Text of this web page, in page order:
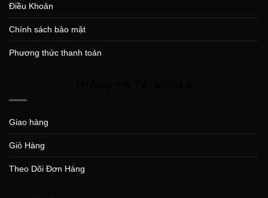
Điều Khoản
Chính sách bảo mật
Phương thức thanh toán
Giao hàng
Giỏ Hàng
Theo Dõi Đơn Hàng